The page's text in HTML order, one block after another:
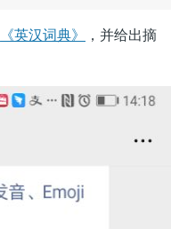
《英汉词典》
，并给出摘